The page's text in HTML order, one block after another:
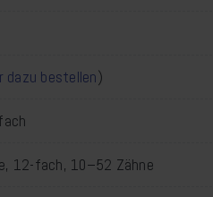
dazu bestellen)
12-fach, 10–52 Zähne